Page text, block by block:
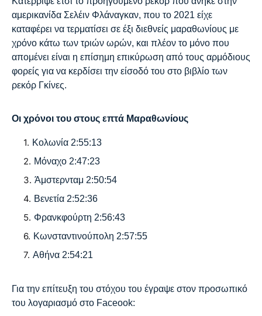
αμερικανίδα Σελέιν Φλάναγκαν, που το 2021 είχε
καταφέρει να τερματίσει σε έξι διεθνείς μαραθωνίους με
χρόνο κάτω των τριών ωρών, και πλέον το μόνο που
απομένει είναι η επίσημη επικύρωση από τους αρμόδιους
φορείς για να κερδίσει την είσοδό του στο βιβλίο των
ρεκόρ Γκίνες.
Οι χρόνοι του στους επτά Μαραθωνίους
Κολωνία 2:55:13
Μόναχο 2:47:23
Άμστερνταμ 2:50:54
Βενετία 2:52:36
Φρανκφούρτη 2:56:43
Κωνσταντινούπολη 2:57:55
Αθήνα 2:54:21
Για την επίτευξη του στόχου του έγραψε στον προσωπικό
του λογαριασμό στο Faceook: